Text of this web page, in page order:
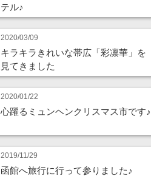
テル♪
2020/03/09
キラキラきれいな帯広「彩凛華」を
見てきました
2020/01/22
心躍るミュンヘンクリスマス市です♪
2019/11/29
函館へ旅行に行って参りました♪